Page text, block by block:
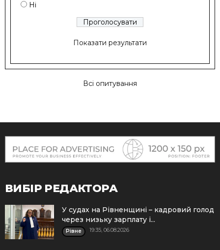
Ні
Показати результати
Всі опитування
ВИБІР РЕДАКТОРА
У судах на Рівненщині – кадровий голод
через низьку зарплату і...
Рівне 19:35, 06.08.2026